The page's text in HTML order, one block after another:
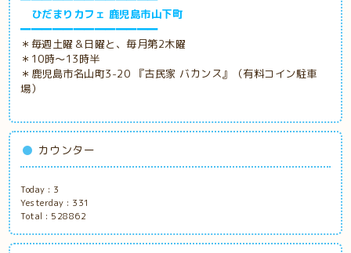
ひだまりカフェ 鹿児島市山下町
━━━━━━━━━━━━━
＊毎週土曜＆日曜と、毎月第2木曜
＊10時～13時半
＊鹿児島市名山町3-20 『古民家 バカンス』（有料コイン駐車
場）
カウンター
Today : 3
Yesterday : 331
Total : 528862